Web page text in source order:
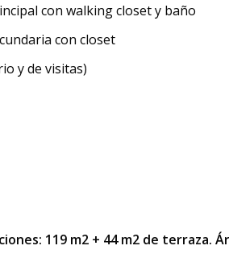
con walking closet y baño
con closet
y de visitas)
119 m2 + 44 m2 de terraza.